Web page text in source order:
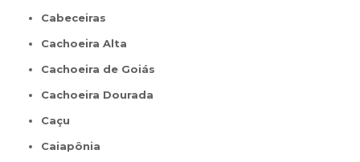
Cabeceiras
Cachoeira Alta
Cachoeira de Goiás
Cachoeira Dourada
Caçu
Caiapônia